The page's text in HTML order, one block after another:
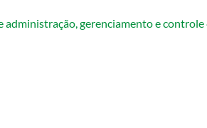
gerenciamento e